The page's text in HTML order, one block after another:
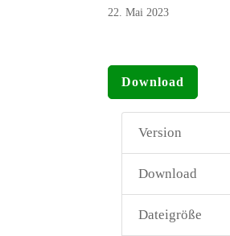
22. Mai 2023
Download
Version
Download
Dateigröße